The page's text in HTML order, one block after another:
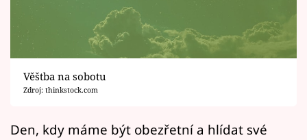
Horoskopy
Sledujte prima+
Filmový festival Karlovy Vary
Věštba na sobotu
Zdroj: thinkstock.com
Den, kdy máme být obezřetní a hlídat své